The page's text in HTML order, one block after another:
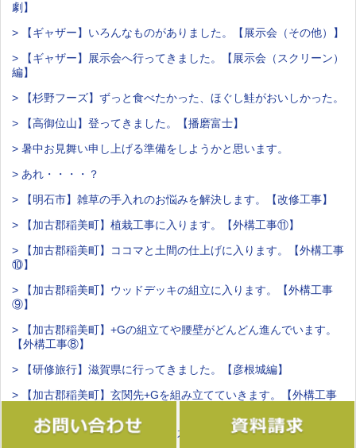
劇】
> 【ギャザー】いろんなものがありました。【展示会（その他）】
> 【ギャザー】展示会へ行ってきました。【展示会（スクリーン）
編】
> 【杉野フーズ】ずっと食べたかった、ほぐし鮭がおいしかった。
> 【高御位山】登ってきました。【播磨富士】
> 暑中お見舞い申し上げる準備をしようかと思います。
> あれ・・・・？
> 【明石市】雑草の手入れのお悩みを解決します。【改修工事】
> 【加古郡稲美町】植栽工事に入ります。【外構工事⑪】
> 【加古郡稲美町】ココマと土間の仕上げに入ります。【外構工事
⑩】
> 【加古郡稲美町】ウッドデッキの組立に入ります。【外構工事
⑨】
> 【加古郡稲美町】+Gの組立てや腰壁がどんどん進んでいます。
【外構工事⑧】
> 【研修旅行】滋賀県に行ってきました。【彦根城編】
> 【加古郡稲美町】玄関先+Gを組み立てていきます。【外構工事
> 【加古郡稲美町】腰壁の下地と花壇が完成しました！【外構工事